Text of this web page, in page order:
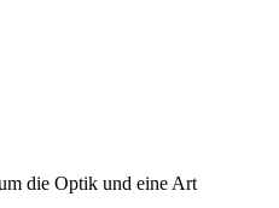
die Optik und eine Art